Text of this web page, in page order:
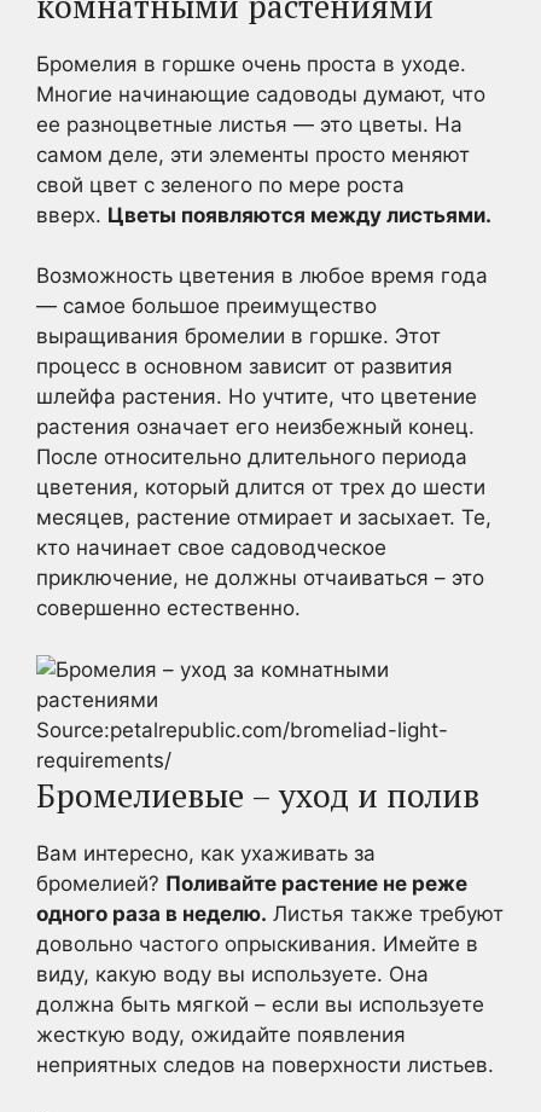
Бромелия в горшке очень проста в уходе.
Многие начинающие садоводы думают, что
ее разноцветные листья — это цветы. На
самом деле, эти элементы просто меняют
свой цвет с зеленого по мере роста
вверх. Цветы появляются между листьями.
Возможность цветения в любое время года
— самое большое преимущество
выращивания бромелии в горшке. Этот
процесс в основном зависит от развития
шлейфа растения. Но учтите, что цветение
растения означает его неизбежный конец.
После относительно длительного периода
цветения, который длится от трех до шести
месяцев, растение отмирает и засыхает. Те,
кто начинает свое садоводческое
приключение, не должны отчаиваться – это
совершенно естественно.
Source:petalrepublic.com/bromeliad-light-
requirements/
Бромелиевые – уход и полив
Вам интересно, как ухаживать за
бромелией? Поливайте растение не реже
одного раза в неделю. Листья также требуют
довольно частого опрыскивания. Имейте в
виду, какую воду вы используете. Она
должна быть мягкой – если вы используете
жесткую воду, ожидайте появления
неприятных следов на поверхности листьев.